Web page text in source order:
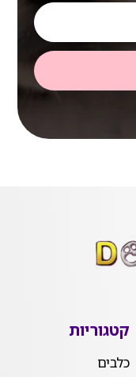
קטגוריות
כלבים